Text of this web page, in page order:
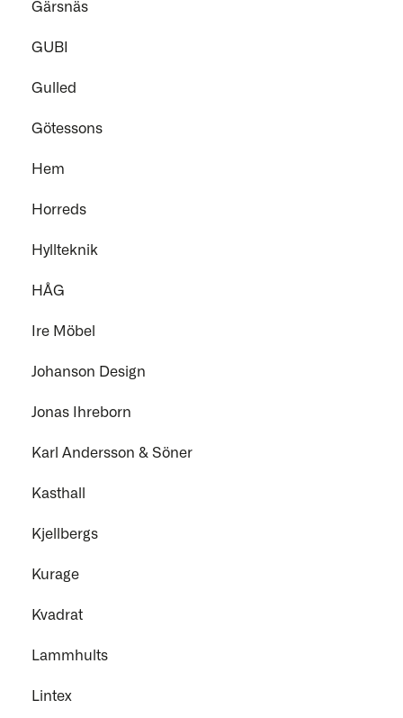
Gärsnäs
GUBI
Gulled
Götessons
Hem
Horreds
Hyllteknik
HÅG
Ire Möbel
Johanson Design
Jonas Ihreborn
Karl Andersson & Söner
Kasthall
Kjellbergs
Kurage
Kvadrat
Lammhults
Lintex